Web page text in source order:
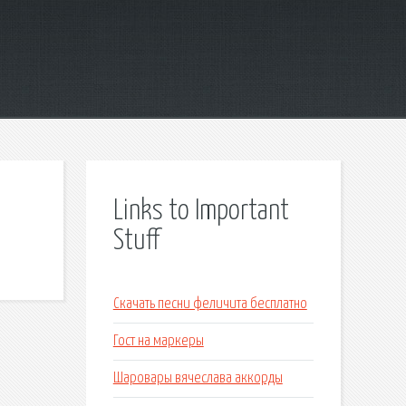
Links to Important
Stuff
Скачать песни феличита бесплатно
Гост на маркеры
Шаровары вячеслава аккорды